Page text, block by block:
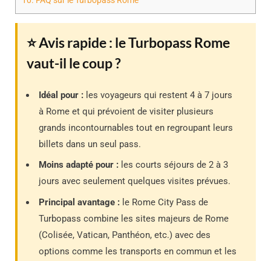
⭐ Avis rapide : le Turbopass Rome
vaut-il le coup ?
Idéal pour : les voyageurs qui restent 4 à 7 jours
à Rome et qui prévoient de visiter plusieurs
grands incontournables tout en regroupant leurs
billets dans un seul pass.
Moins adapté pour : les courts séjours de 2 à 3
jours avec seulement quelques visites prévues.
Principal avantage : le Rome City Pass de
Turbopass combine les sites majeurs de Rome
(Colisée, Vatican, Panthéon, etc.) avec des
options comme les transports en commun et les